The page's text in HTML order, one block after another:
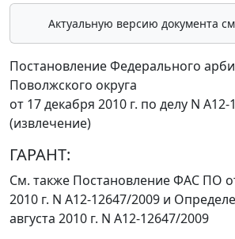
Актуальную версию документа
Постановление Федерального
Поволжского округа
от 17 декабря 2010 г. по делу N
(извлечение)
ГАРАНТ:
См. также ПостановлениеФАС ПО
2010 г. N А12-12647/2009 и
августа 2010 г. N А12-12647/2009